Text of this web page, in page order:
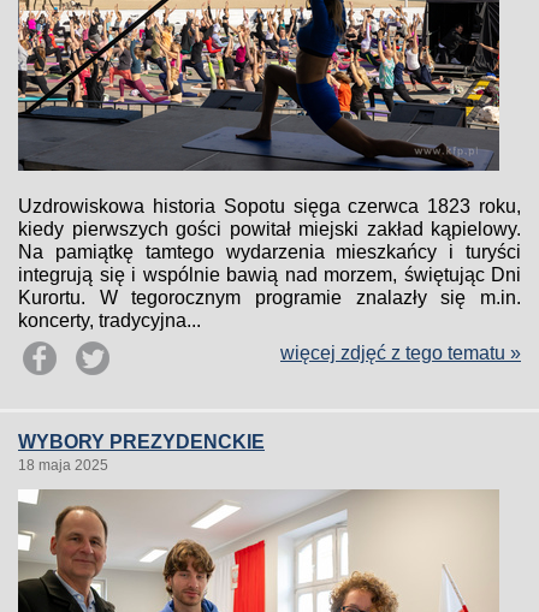
Uzdrowiskowa historia Sopotu sięga czerwca 1823 roku,
kiedy pierwszych gości powitał miejski zakład kąpielowy.
Na pamiątkę tamtego wydarzenia mieszkańcy i turyści
integrują się i wspólnie bawią nad morzem, świętując Dni
Kurortu. W tegorocznym programie znalazły się m.in.
koncerty, tradycyjna...
więcej zdjęć z tego tematu »
WYBORY PREZYDENCKIE
18 maja 2025